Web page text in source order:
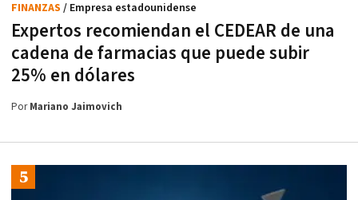
Expertos recomiendan el CEDEAR de una
cadena de farmacias que puede subir
25% en dólares
FINANZAS / Empresa estadounidense
PorMariano Jaimovich